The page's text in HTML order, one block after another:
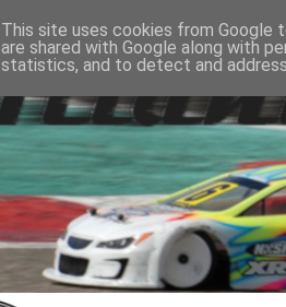
This site uses cookies from Google
are shared with Google along with
statistics, and to detect and